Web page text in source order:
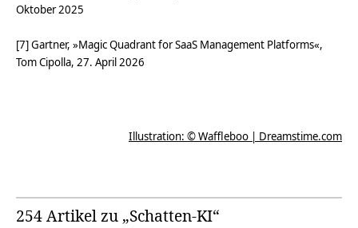
Oktober 2025
[7] Gartner, »Magic Quadrant for SaaS Management Platforms«,
Tom Cipolla, 27. April 2026
Illustration: © Waffleboo | Dreamstime.com
254 Artikel zu „Schatten-KI“